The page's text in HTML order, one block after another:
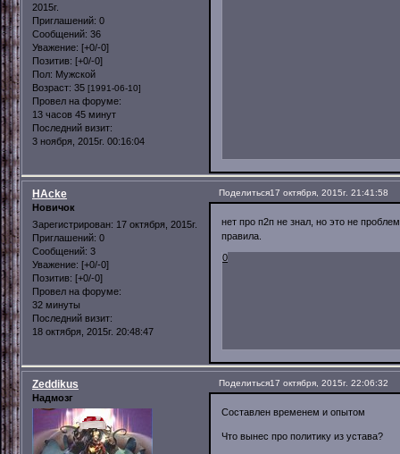
2015г.
Приглашений: 0
Сообщений: 36
Уважение: [+0/-0]
Позитив: [+0/-0]
Пол: Мужской
Возраст: 35 [1991-06-10]
Провел на форуме:
13 часов 45 минут
Последний визит:
3 ноября, 2015г. 00:16:04
Поделиться17 октября, 2015г. 21:41:58
HAcke
Новичок
Зарегистрирован: 17 октября, 2015г.
Приглашений: 0
Сообщений: 3
Уважение: [+0/-0]
Позитив: [+0/-0]
Провел на форуме:
32 минуты
Последний визит:
18 октября, 2015г. 20:48:47
нет про п2п не знал, но это не
правила.
0
Поделиться17 октября, 2015г. 22:06:32
Zeddikus
Надмозг
Составлен временем и опытом
Что вынес про политику из устава?